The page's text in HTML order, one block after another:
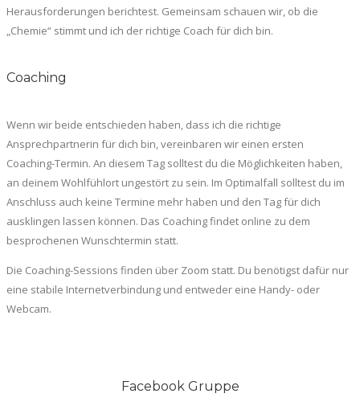
Herausforderungen berichtest. Gemeinsam schauen wir, ob die
„Chemie“ stimmt und ich der richtige Coach für dich bin.
Coaching
Wenn wir beide entschieden haben, dass ich die richtige
Ansprechpartnerin für dich bin, vereinbaren wir einen ersten
Coaching-Termin. An diesem Tag solltest du die Möglichkeiten haben,
an deinem Wohlfühlort ungestört zu sein. Im Optimalfall solltest du im
Anschluss auch keine Termine mehr haben und den Tag für dich
ausklingen lassen können. Das Coaching findet online zu dem
besprochenen Wunschtermin statt.
Die Coaching-Sessions finden über Zoom statt. Du benötigst dafür nur
eine stabile Internetverbindung und entweder eine Handy- oder
Webcam.
Facebook Gruppe